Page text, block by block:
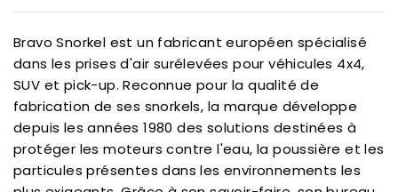
Bravo Snorkel est un fabricant européen spécialisé
dans les prises d'air surélevées pour véhicules 4x4,
SUV et pick-up. Reconnue pour la qualité de
fabrication de ses snorkels, la marque développe
depuis les années 1980 des solutions destinées à
protéger les moteurs contre l'eau, la poussière et les
particules présentes dans les environnements les